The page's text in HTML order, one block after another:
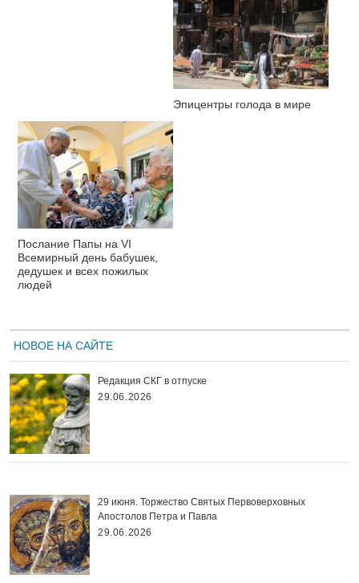
Эпицентры голода в мире
Послание Папы на VI
Всемирный день бабушек,
дедушек и всех пожилых
людей
НОВОЕ НА САЙТЕ
Редакция СКГ в отпуске
29.06.2026
29 июня. Торжество Святых Первоверховных
Апостолов Петра и Павла
29.06.2026